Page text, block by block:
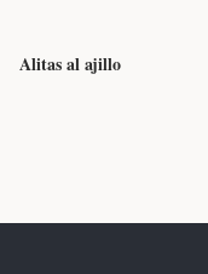
Alitas al ajillo